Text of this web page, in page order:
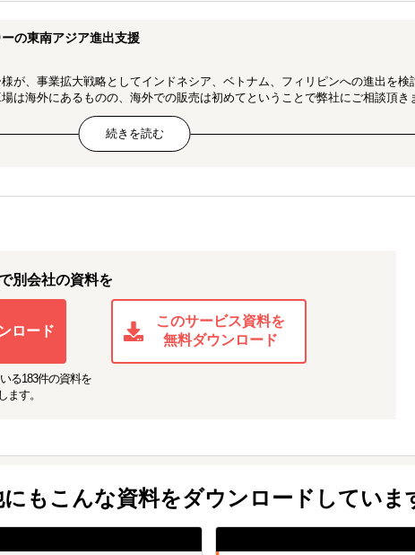
の東南アジア進出支援
が、事業拡大戦略としてインドネシア、ベトナム、フィリピンへの進出を検
は海外にあるものの、海外での販売は初めてということで弊社にご相談頂き
ネジメント、アンケートの実施、テストユーザーの獲得と現地でのデプスイ
サーチ、規制調査を同時に実施し、それらの結果を元に戦略策定を実行しまし
ンドネシア・ベトナム・フィリピンの中から最適な進出国の選定、また進出
（デスクサーチ、アンケート、デプスインタビュー）と規制調査を同時に実
業さまが、ベトナム及びインドネシアにて新たなOEM製造工場を探されてい
別会社の資料を
ロード
このサービス資料を
無料ダウンロード
る183件の資料を
ます。
もこんな資料をダウンロードしていま